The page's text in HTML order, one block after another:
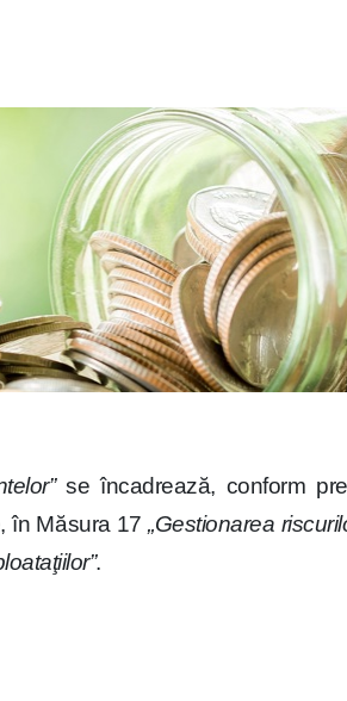
se încadrează, conform
în Măsura 17„Gestionarea
.